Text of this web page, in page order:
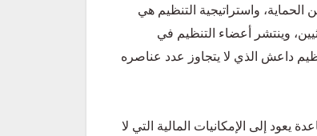
الحماية، واستراتيجية التنظيم هي
وينتشر أعضاء التنظيم في
داعش الذي لا يتجاوز عدد عناصره
إلى الإمكانيات المالية التي لا